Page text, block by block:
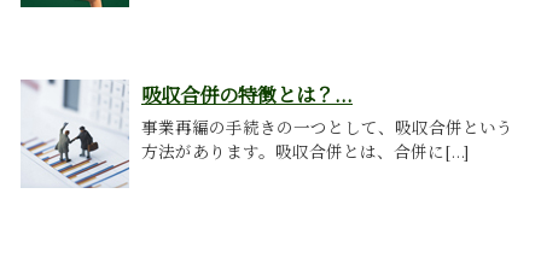
吸収合併の特徴とは？...
事業再編の手続きの一つとして、吸収合併という
方法があります。吸収合併とは、合併に[...]